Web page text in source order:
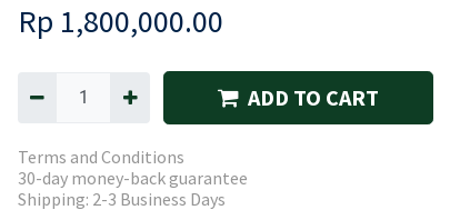
Rp 1,800,000.00
ADD TO CART
Terms and Conditions
30-day money-back guarantee
Shipping: 2-3 Business Days